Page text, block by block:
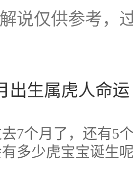
说仅供参考，
出生属虎人命
7个月了，还有5
多少虎宝宝诞生